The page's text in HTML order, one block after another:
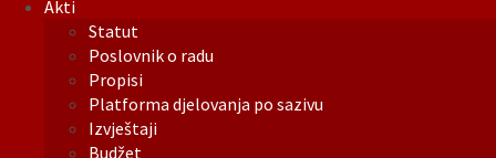
Akti
Statut
Poslovnik o radu
Propisi
Platforma djelovanja po sazivu
Izvještaji
Budžet